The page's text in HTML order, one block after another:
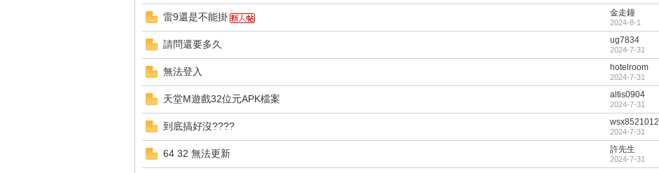
雷9還是不能掛 金走鐘
2024-8-1
請問還要多久 ug7834
2024-7-31
無法登入 hotelroom
2024-7-31
天堂M遊戲32位元APK檔案 altis0904
2024-7-31
到底搞好沒???? wsx8521012
2024-7-31
64 32 無法更新 許先生
2024-7-31